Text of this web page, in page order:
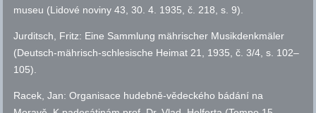
museu (Lidové noviny 43, 30. 4. 1935,č. 218, s. 9).
Jurditsch, Fritz: Eine Sammlung mährischer Musikdenkmäler
(Deutsch-mährisch-schlesische Heimat 21, 1935,č. 3/4, s. 102–
105).
Racek, Jan: Organisace hudebně-vědeckého bádání na